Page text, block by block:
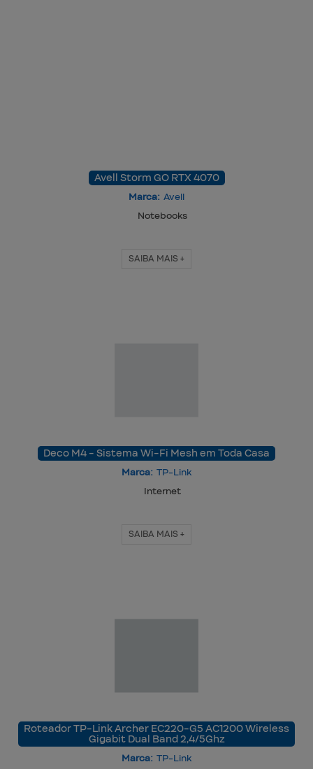
Avell Storm GO RTX 4070
Marca: Avell
Notebooks
SAIBA MAIS +
Deco M4 - Sistema Wi-Fi Mesh em Toda Casa
Marca: TP-Link
Internet
SAIBA MAIS +
Roteador TP-Link Archer EC220-G5 AC1200 Wireless
Gigabit Dual Band 2,4/5Ghz
Marca: TP-Link